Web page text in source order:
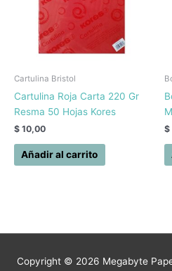
Cartulina Bristol
Cartulina Roja Carta 220 Gr
Resma 50 Hojas Kores
$ 10,00
Añadir al carrito
$
Copyright © 2026 Megabyte